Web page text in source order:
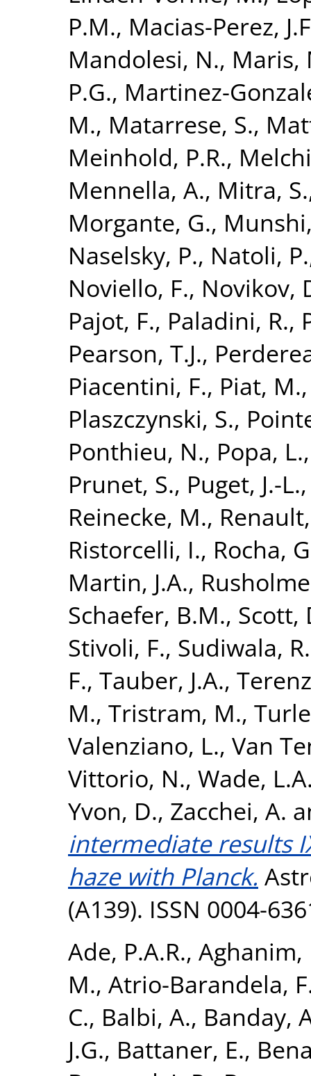
P.M., Macias-Perez,
Mandolesi, N., Maris,
P.G., Martinez-
M., Matarrese, S.,
Meinhold, P.R.,
Mennella, A., Mitra, S.
Morgante, G.,
Naselsky, P., Natoli, P.
Noviello, F., Novikov,
Pajot, F., Paladini, R.,
Pearson, T.J.,
Piacentini, F., Piat, M.
Plaszczynski, S.,
Ponthieu, N., Popa, L.
Prunet, S., Puget, J.-L.
Reinecke, M.,
Ristorcelli, I., Rocha,
Martin, J.A.,
Schaefer, B.M., Scott,
Stivoli, F., Sudiwala, R.
F., Tauber, J.A.,
M., Tristram, M.,
Valenziano, L., Van
Vittorio, N., Wade,
Yvon, D., Zacchei, A.
intermediate results
haze with Planck.
(A139). ISSN 0004-
Ade, P.A.R., Aghanim,
M., Atrio-Barandela,
C., Balbi, A., Banday,
J.G., Battaner, E.,